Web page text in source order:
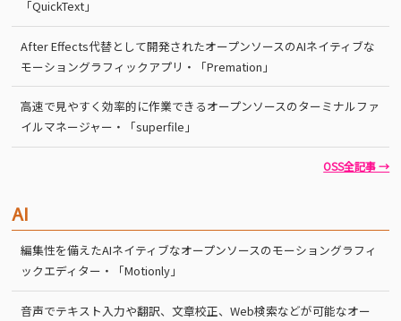
「QuickText」
After Effects代替として開発されたオープンソースのAIネイティブな
モーショングラフィックアプリ・「Premation」
高速で見やすく効率的に作業できるオープンソースのターミナルファ
イルマネージャー・「superfile」
OSS全記事 →
AI
編集性を備えたAIネイティブなオープンソースのモーショングラフィ
ックエディター・「Motionly」
音声でテキスト入力や翻訳、文章校正、Web検索などが可能なオー